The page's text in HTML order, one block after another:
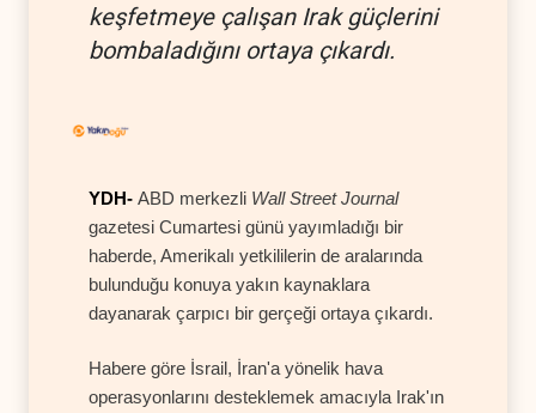
keşfetmeye çalışan Irak güçlerini
bombaladığını ortaya çıkardı.
YDH- ABD merkezli Wall Street Journal
gazetesi Cumartesi günü yayımladığı bir
haberde, Amerikalı yetkililerin de aralarında
bulunduğu konuya yakın kaynaklara
dayanarak çarpıcı bir gerçeği ortaya çıkardı.
Habere göre İsrail, İran'a yönelik hava
operasyonlarını desteklemek amacıyla Irak'ın